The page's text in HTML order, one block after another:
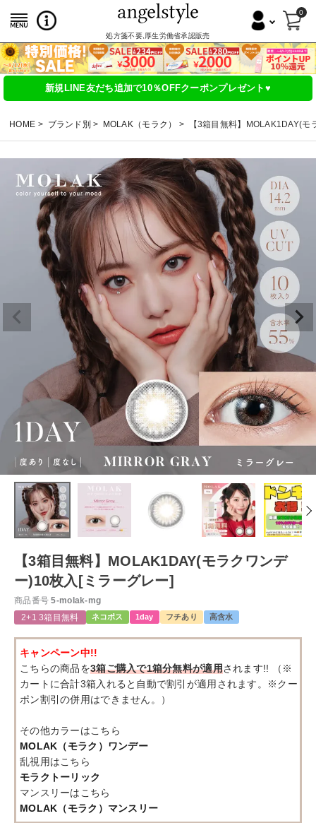
処方箋不要,厚生労働省承認販売
0
新規LINE友だち追加で10％OFFクーポンプレゼント♥
HOME ブランド別 MOLAK（モラク） 【3箱目無料】MOLAK1DAY(
【3箱目無料】MOLAK1DAY(モラクワンデ
ー)10枚入[ミラーグレー]
商品番号 5-molak-mg
ネコポス 1day フチあり 高含水
2+1 3箱目無料
キャンペーン中!!
こちらの商品を3箱ご購入で1箱分無料が適用されます!! （※
カートに合計3箱入れると自動で割引が適用されます。※クー
ポン割引の併用はできません。）
その他カラーはこちら
MOLAK（モラク）ワンデー
乱視用はこちら
モラクトーリック
マンスリーはこちら
MOLAK（モラク）マンスリー